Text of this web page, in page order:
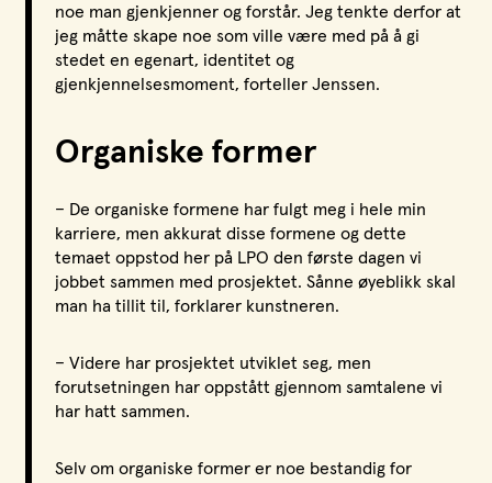
noe man gjenkjenner og forstår. Jeg tenkte derfor at
jeg måtte skape noe som ville være med på å gi
stedet en egenart, identitet og
gjenkjennelsesmoment, forteller Jenssen.
Organiske former
– De organiske formene har fulgt meg i hele min
karriere, men akkurat disse formene og dette
temaet oppstod her på LPO den første dagen vi
jobbet sammen med prosjektet. Sånne øyeblikk skal
man ha tillit til, forklarer kunstneren.
– Videre har prosjektet utviklet seg, men
forutsetningen har oppstått gjennom samtalene vi
har hatt sammen.
Selv om organiske former er noe bestandig for